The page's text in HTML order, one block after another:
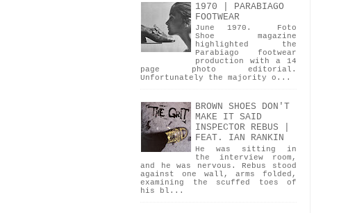
1970 | PARABIAGO
FOOTWEAR
June 1970. Foto
Shoe magazine
highlighted the
Parabiago footwear
production with a 14
page photo editorial.
Unfortunately the majority o...
BROWN SHOES DON'T
MAKE IT SAID
INSPECTOR REBUS |
FEAT. IAN RANKIN
He was sitting in
the interview room,
and he was nervous. Rebus stood
against one wall, arms folded,
examining the scuffed toes of
his bl...